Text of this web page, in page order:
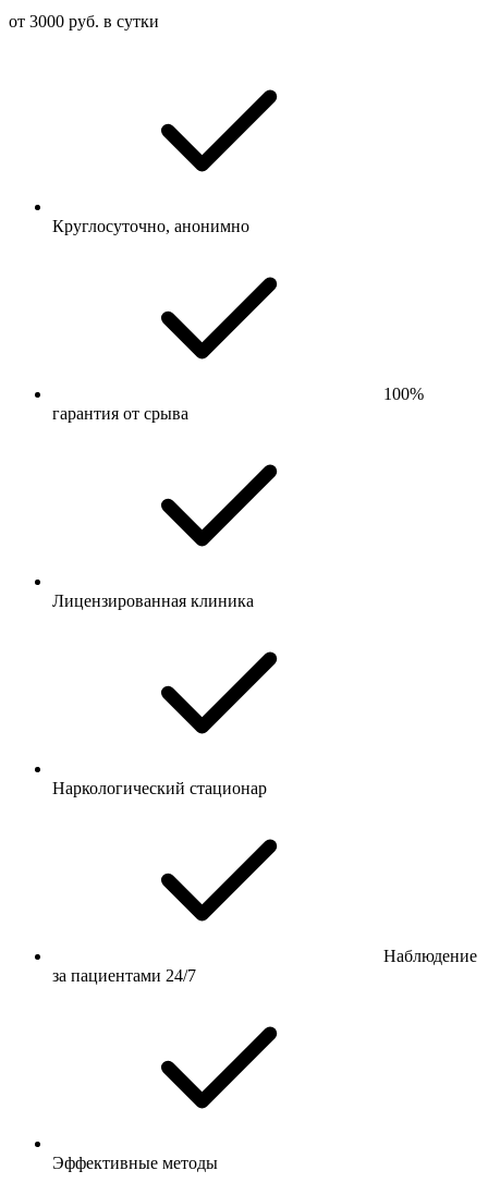
от 3000 руб. в сутки
Круглосуточно, анонимно
100%
гарантия от срыва
Лицензированная клиника
Наркологический стационар
Наблюдение
за пациентами 24/7
Эффективные методы